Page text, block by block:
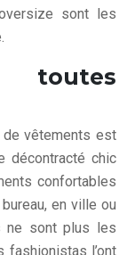
sont les
toutes
de vêtements est
décontracté chic
confortables
en ville ou
ne sont plus les
l’ont